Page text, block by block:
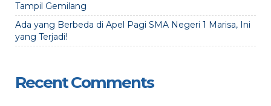
Tampil Gemilang
Ada yang Berbeda di Apel Pagi SMA Negeri 1 Marisa, Ini
yang Terjadi!
Recent Comments